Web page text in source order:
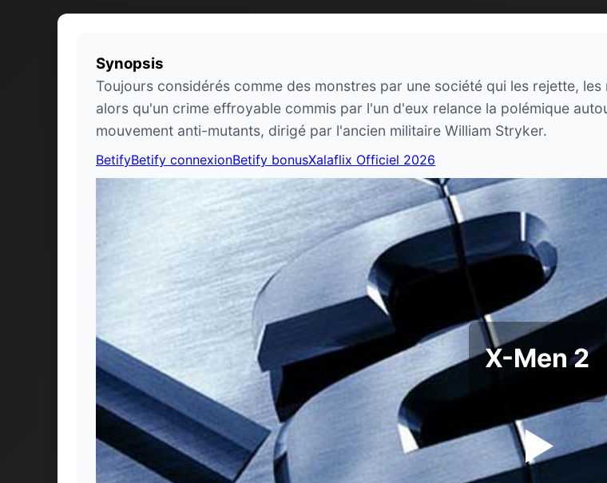
Synopsis
Toujours considérés comme des monstres par une société qui les rejette,
alors qu'un crime effroyable commis par l'un d'eux relance la polémique
mouvement anti-mutants, dirigé par l'ancien militaire William Stryker.
BetifyBetify connexionBetify bonusXalaflix Officiel 2026
X-Men 2